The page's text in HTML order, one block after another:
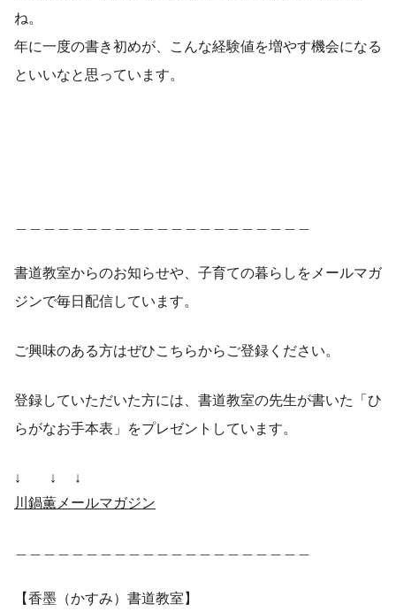
ね。
年に一度の書き初めが、こんな経験値を増やす機会になる
といいなと思っています。
書道教室からのお知らせや、子育ての暮らしをメールマガ
ジンで毎日配信しています。
ご興味のある方はぜひこちらからご登録ください。
登録していただいた方には、書道教室の先生が書いた「ひ
らがなお手本表」をプレゼントしています。
↓ ↓ ↓
川鍋薫メールマガジン
【香墨（かすみ）書道教室】